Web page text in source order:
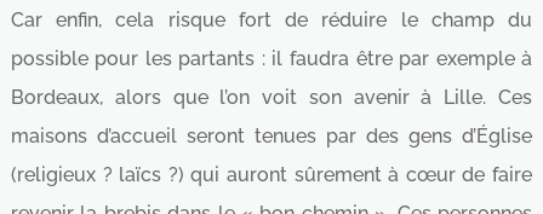
Car enfin, cela risque fort de réduire le champ du
possible pour les partants : il faudra être par exemple à
Bordeaux, alors que l’on voit son avenir à Lille. Ces
maisons d’accueil seront tenues par des gens d’Église
(religieux ? laïcs ?) qui auront sûrement à cœur de faire